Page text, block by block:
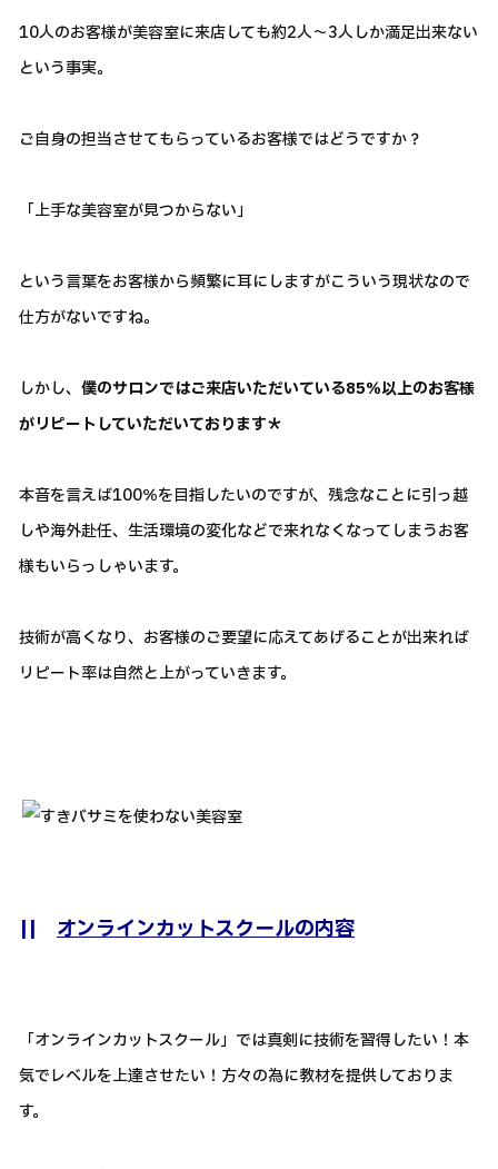
10人のお客様が美容室に来店しても約2人～3人しか満足出来ない
という事実。
ご自身の担当させてもらっているお客様ではどうですか？
「上手な美容室が見つからない」
という言葉をお客様から頻繁に耳にしますがこういう現状なので
仕方がないですね。
しかし、 僕のサロンではご来店いただいている85％以上のお客様
がリピートしていただいております＊
本音を言えば100％を目指したいのですが、残念なことに引っ越
しや海外赴任、生活環境の変化などで来れなくなってしまうお客
様もいらっしゃいます。
技術が高くなり、お客様のご要望に応えてあげることが出来れば
リピート率は自然と上がっていきます。
|| オンラインカットスクールの内容
「オンラインカットスクール」では真剣に技術を習得したい！本
気でレベルを上達させたい！方々の為に教材を提供しておりま
す。